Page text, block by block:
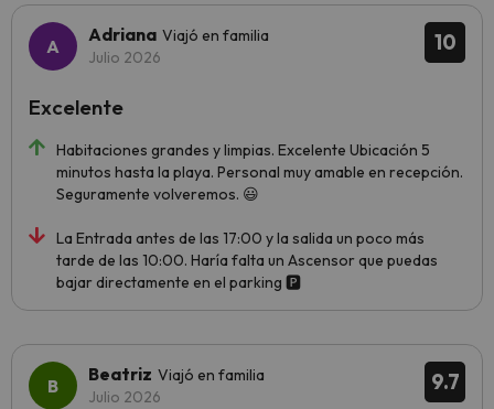
10
Adriana Viajó en familia
Julio 2026
Habitaciones grandes y limpias. Excelente Ubicación 5
minutos hasta la playa. Personal muy amable en recepción.
Seguramente volveremos. 😃
La Entrada antes de las 17:00 y la salida un poco más
tarde de las 10:00. Haría falta un Ascensor que puedas
bajar directamente en el parking 🅿️
Excelente
9.7
Beatriz Viajó en familia
Julio 2026